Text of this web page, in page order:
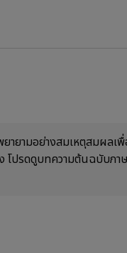
ยายามอย่างสมเหตุสมผลเ
โปรดดูบทความต้นฉบับภา